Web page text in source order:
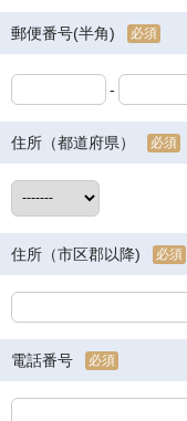
郵便番号(半角) 必須
-
住所（都道府県） 必須
住所（市区郡以降) 必須
電話番号 必須